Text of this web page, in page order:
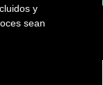
y
sean